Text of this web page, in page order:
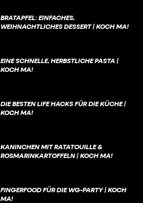
BRATAPFEL: EINFACHES,
WEIHNACHTLICHES DESSERT | KOCH MA!
EINE SCHNELLE, HERBSTLICHE PASTA |
KOCH MA!
DIE BESTEN LIFE HACKS FÜR DIE KÜCHE |
KOCH MA!
KANINCHEN MIT RATATOUILLE &
ROSMARINKARTOFFELN | KOCH MA!
FINGERFOOD FÜR DIE WG-PARTY | KOCH
MA!